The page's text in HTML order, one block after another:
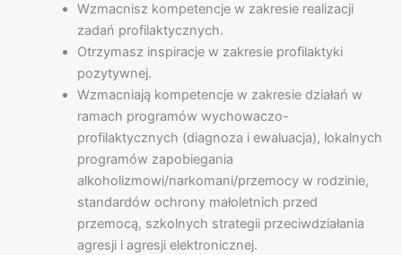
Wzmacnisz kompetencje w zakresie realizacji
zadań profilaktycznych.
Otrzymasz inspiracje w zakresie profilaktyki
pozytywnej.
Wzmacniają kompetencje w zakresie działań w
ramach programów wychowaczo-
profilaktycznych (diagnoza i ewaluacja), lokalnych
programów zapobiegania
alkoholizmowi/narkomani/przemocy w rodzinie,
standardów ochrony małoletnich przed
przemocą, szkolnych strategii przeciwdziałania
agresji i agresji elektronicznej.